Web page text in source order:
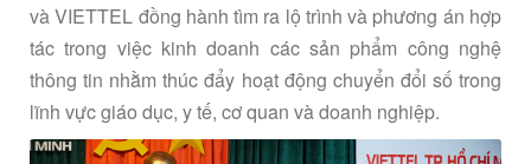
và VIETTEL đồng hành tìm ra lộ trình và phương án hợp
tác trong việc kinh doanh các sản phẩm công nghệ
thông tin nhằm thúc đẩy hoạt động chuyển đổi số trong
lĩnh vực giáo dục, y tế, cơ quan và doanh nghiệp.